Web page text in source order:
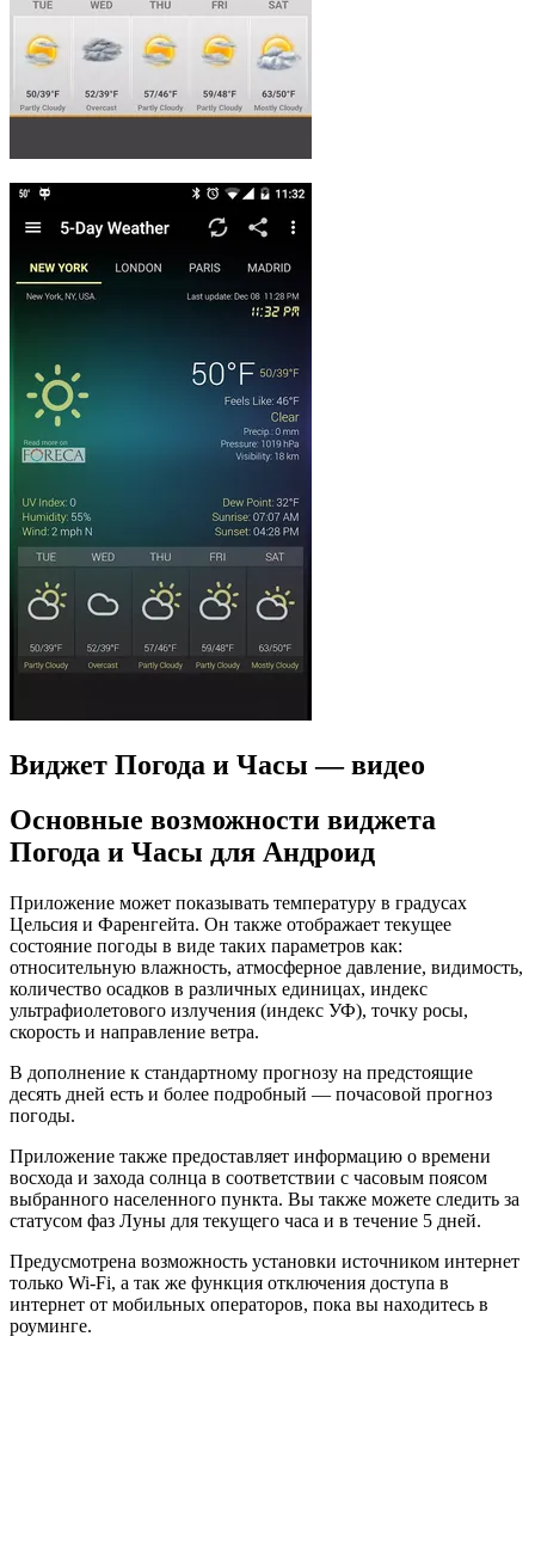
Виджет Погода и Часы — видео
Основные возможности виджета
Погода и Часы для Андроид
Приложение может показывать температуру в градусах
Цельсия и Фаренгейта. Он также отображает текущее
состояние погоды в виде таких параметров как:
относительную влажность, атмосферное давление, видимость,
количество осадков в различных единицах, индекс
ультрафиолетового излучения (индекс УФ), точку росы,
скорость и направление ветра.
В дополнение к стандартному прогнозу на предстоящие
десять дней есть и более подробный — почасовой прогноз
погоды.
Приложение также предоставляет информацию о времени
восхода и захода солнца в соответствии с часовым поясом
выбранного населенного пункта. Вы также можете следить за
статусом фаз Луны для текущего часа и в течение 5 дней.
Предусмотрена возможность установки источником интернет
только Wi-Fi, а так же функция отключения доступа в
интернет от мобильных операторов, пока вы находитесь в
роуминге.